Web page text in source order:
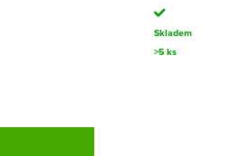
Skladem
>5 ks